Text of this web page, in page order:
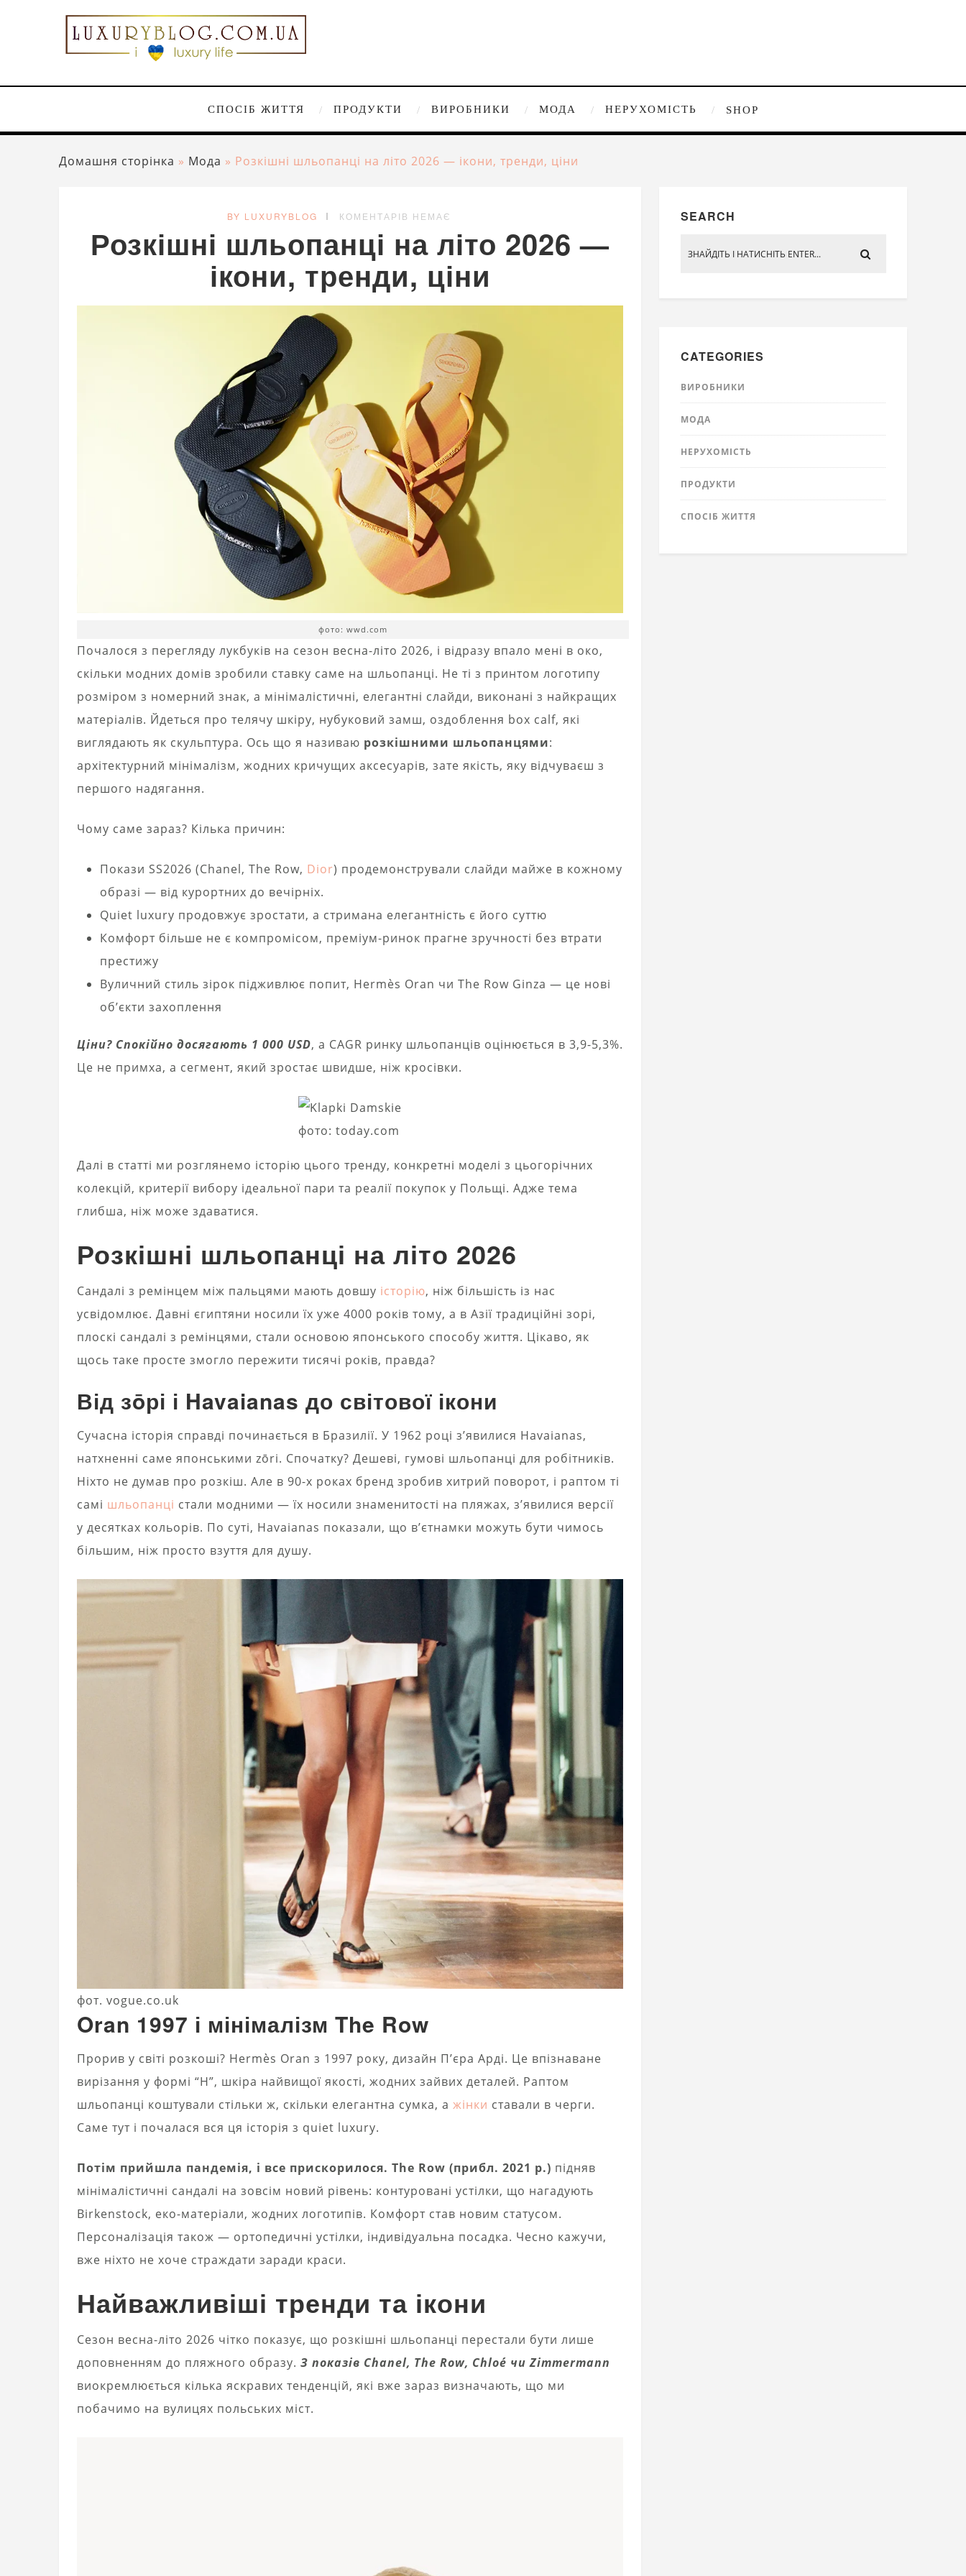
СПОСІБ ЖИТТЯ ПРОДУКТИ ВИРОБНИКИ МОДА НЕРУХОМІСТЬ SHOP
Домашня сторінка » Мода » Розкішні шльопанці на літо 2026 — ікони, тренди, ціни
BY LUXURYBLOG КОМЕНТАРІВ НЕМАЄ
Розкішні шльопанці на літо 2026 —
ікони, тренди, ціни
фото: wwd.com
Почалося з перегляду лукбуків на сезон весна-літо 2026, і відразу впало мені в око,
скільки модних домів зробили ставку саме на шльопанці. Не ті з принтом логотипу
розміром з номерний знак, а мінімалістичні, елегантні слайди, виконані з найкращих
матеріалів. Йдеться про телячу шкіру, нубуковий замш, оздоблення box calf, які
виглядають як скульптура. Ось що я називаю розкішними шльопанцями:
архітектурний мінімалізм, жодних кричущих аксесуарів, зате якість, яку відчуваєш з
першого надягання.
Чому саме зараз? Кілька причин:
Покази SS2026 (Chanel, The Row, Dior) продемонстрували слайди майже в кожному
образі — від курортних до вечірніх.
Quiet luxury продовжує зростати, а стримана елегантність є його суттю
Комфорт більше не є компромісом, преміум-ринок прагне зручності без втрати
престижу
Вуличний стиль зірок підживлює попит, Hermès Oran чи The Row Ginza — це нові
об’єкти захоплення
Ціни? Спокійно досягають 1 000 USD, а CAGR ринку шльопанців оцінюється в 3,9-5,3%.
Це не примха, а сегмент, який зростає швидше, ніж кросівки.
фото: today.com
Далі в статті ми розглянемо історію цього тренду, конкретні моделі з цьогорічних
колекцій, критерії вибору ідеальної пари та реалії покупок у Польщі. Адже тема
глибша, ніж може здаватися.
Розкішні шльопанці на літо 2026
Сандалі з ремінцем між пальцями мають довшу історію, ніж більшість із нас
усвідомлює. Давні єгиптяни носили їх уже 4000 років тому, а в Азії традиційні зорі,
плоскі сандалі з ремінцями, стали основою японського способу життя. Цікаво, як
щось таке просте змогло пережити тисячі років, правда?
Від зōрі і Havaianas до світової ікони
Сучасна історія справді починається в Бразилії. У 1962 році з’явилися Havaianas,
натхненні саме японськими zōri. Спочатку? Дешеві, гумові шльопанці для робітників.
Ніхто не думав про розкіш. Але в 90-х роках бренд зробив хитрий поворот, і раптом ті
самі шльопанці стали модними — їх носили знаменитості на пляжах, з’явилися версії
у десятках кольорів. По суті, Havaianas показали, що в’єтнамки можуть бути чимось
більшим, ніж просто взуття для душу.
фот. vogue.co.uk
Oran 1997 і мінімалізм The Row
Прорив у світі розкоші? Hermès Oran з 1997 року, дизайн П’єра Арді. Це впізнаване
вирізання у формі “H”, шкіра найвищої якості, жодних зайвих деталей. Раптом
шльопанці коштували стільки ж, скільки елегантна сумка, а жінки ставали в черги.
Саме тут і почалася вся ця історія з quiet luxury.
Потім прийшла пандемія, і все прискорилося. The Row (прибл. 2021 р.) підняв
мінімалістичні сандалі на зовсім новий рівень: контуровані устілки, що нагадують
Birkenstock, еко-матеріали, жодних логотипів. Комфорт став новим статусом.
Персоналізація також — ортопедичні устілки, індивідуальна посадка. Чесно кажучи,
вже ніхто не хоче страждати заради краси.
Найважливіші тренди та ікони
Сезон весна-літо 2026 чітко показує, що розкішні шльопанці перестали бути лише
доповненням до пляжного образу. З показів Chanel, The Row, Chloé чи Zimmermann
виокремлюється кілька яскравих тенденцій, які вже зараз визначають, що ми
побачимо на вулицях польських міст.
SEARCH
CATEGORIES
ВИРОБНИКИ
МОДА
НЕРУХОМІСТЬ
ПРОДУКТИ
СПОСІБ ЖИТТЯ